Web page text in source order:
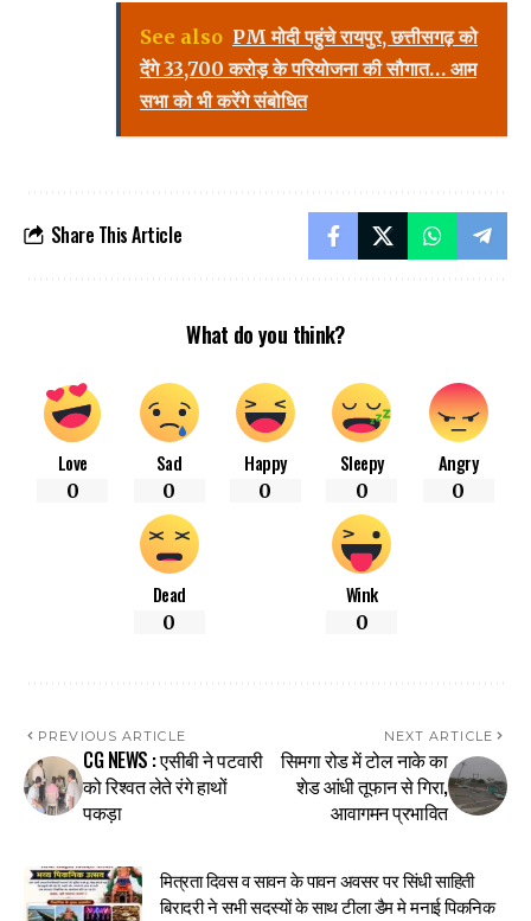
See also PM मोदी पहुंचे रायपुर, छत्तीसगढ़ को
देंगे 33,700 करोड़ के परियोजना की सौगात… आम
सभा को भी करेंगे संबोधित
Share This Article
What do you think?
Love
0
Sad
0
Happy
0
Sleepy
0
Angry
0
Dead
0
Wink
0
PREVIOUS ARTICLE
CG NEWS : एसीबी ने पटवारी
को रिश्वत लेते रंगे हाथों
पकड़ा
NEXT ARTICLE
सिमगा रोड में टोल नाके का
शेड आंधी तूफान से गिरा,
आवागमन प्रभावित
मित्रता दिवस व सावन के पावन अवसर पर सिंधी साहिती
बिरादरी ने सभी सदस्यों के साथ टीला डैम मे मनाई पिकनिक